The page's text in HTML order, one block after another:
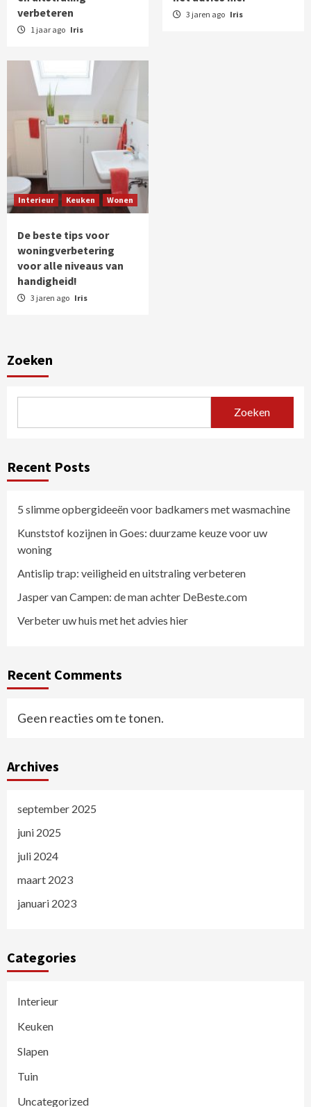
verbeteren
1 jaar ago Iris
3 jaren ago Iris
Interieur Keuken Wonen
De beste tips voor
woningverbetering
voor alle niveaus van
handigheid!
3 jaren ago Iris
Zoeken
Zoeken
Recent Posts
5 slimme opbergideeën voor badkamers met wasmachine
Kunststof kozijnen in Goes: duurzame keuze voor uw
woning
Antislip trap: veiligheid en uitstraling verbeteren
Jasper van Campen: de man achter DeBeste.com
Verbeter uw huis met het advies hier
Recent Comments
Geen reacties om te tonen.
Archives
september 2025
juni 2025
juli 2024
maart 2023
januari 2023
Categories
Interieur
Keuken
Slapen
Tuin
Uncategorized